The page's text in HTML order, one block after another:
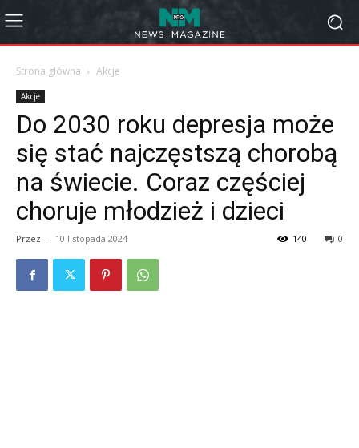
Strona główna Akcje
Akcje
Do 2030 roku depresja może
się stać najczęstszą chorobą
na świecie. Coraz częściej
choruje młodzież i dzieci
Przez - 10 listopada 2024 0
140